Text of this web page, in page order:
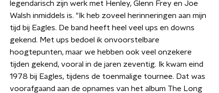
legendarisch zijn werk met Henley, Glenn Frey en Joe
Walsh inmiddels is. "Ik heb zoveel herinneringen aan mijn
tijd bij Eagles. De band heeft heel veel ups en downs
gekend. Met ups bedoel ik onvoorstelbare
hoogtepunten, maar we hebben ook veel onzekere
tijden gekend, vooral in de jaren zeventig. Ik kwam eind
1978 bij Eagles, tijdens de toenmalige tournee. Dat was
voorafgaand aan de opnames van het album The Long